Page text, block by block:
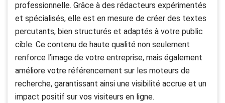
professionnelle. Grâce à des rédacteurs expérimentés
et spécialisés, elle est en mesure de créer des textes
percutants, bien structurés et adaptés à votre public
cible. Ce contenu de haute qualité non seulement
renforce l’image de votre entreprise, mais également
améliore votre référencement sur les moteurs de
recherche, garantissant ainsi une visibilité accrue et un
impact positif sur vos visiteurs en ligne.